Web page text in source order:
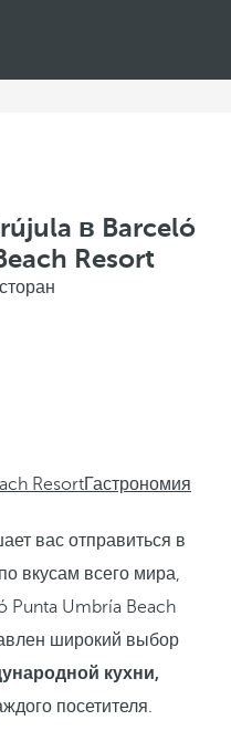
в Barceló
Resort
ResortГастрономия
вас отправиться в
вкусам всего мира,
Punta Umbría Beach
широкий выбор
кухни,
посетителя.